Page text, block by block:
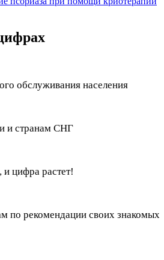
обслуживания населения
и странам СНГ
цифра растет!
по рекомендации своих знакомых